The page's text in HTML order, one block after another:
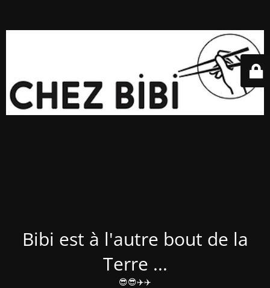
Bibi est à l'autre bout de la
Terre ...
😎😎✈️✈️